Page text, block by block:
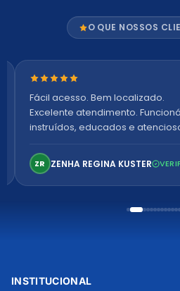
O QUE NOSSOS
Nota 5 de 5 estrelas
Fácil acesso. Bem localizado.
Excelente atendimento.
instruídos, educados e
confortável. Perfeito!
ZR ZENHA REGINA KUSTER
INSTITUCIONAL